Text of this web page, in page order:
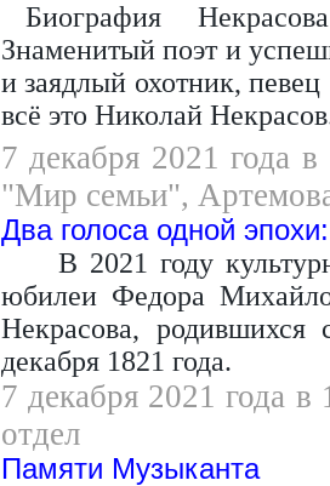
Биография
Знаменитый поэт и
и заядлый охотник, певец
всё это Николай
7 декабря 2021 года
"Мир семьи",
Два голоса одной
В 2021 году
юбилеи Федора
Некрасова,
декабря 1821 года.
7 декабря 2021 года
отдел
Памяти Музыканта